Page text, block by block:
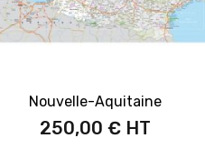
Nouvelle-Aquitaine
250,00 €